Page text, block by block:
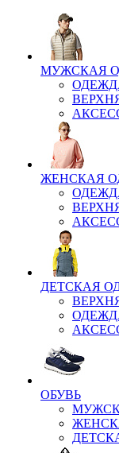
МУЖСКАЯ
ЖЕНСКАЯ
ДЕТСКАЯ
ОБУВЬ